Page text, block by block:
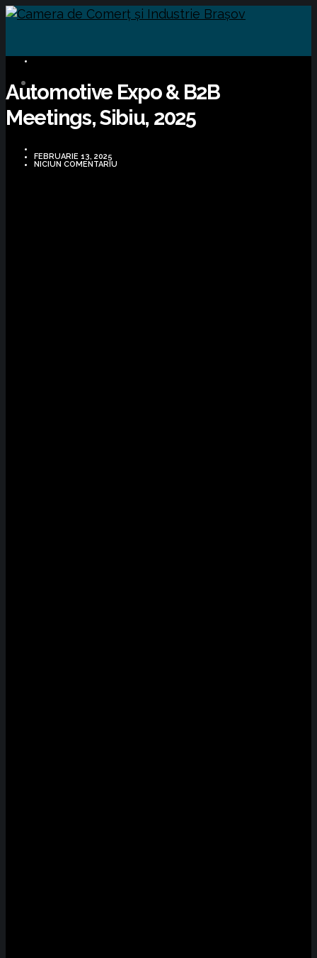
Automotive Expo & B2B
Meetings, Sibiu, 2025
FEBRUARIE 13, 2025
NICIUN COMENTARIU